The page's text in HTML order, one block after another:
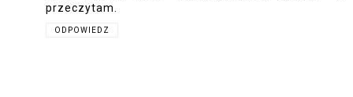
przeczytam.
ODPOWIEDZ